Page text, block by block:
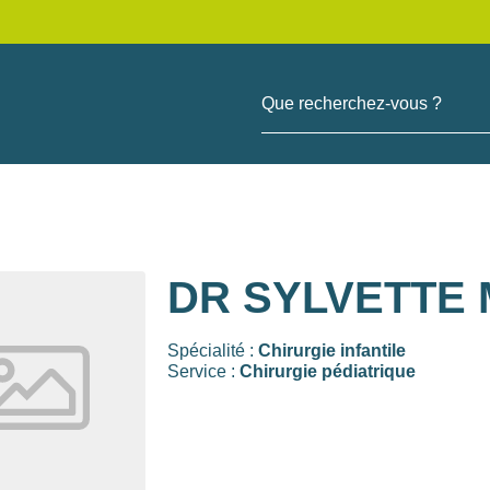
Que recherchez-vous ?
DR SYLVETTE
Spécialité : Chirurgie infantile
Service : Chirurgie pédiatrique